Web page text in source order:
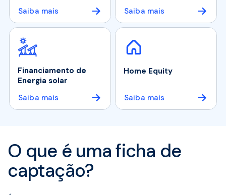
Saiba mais
Saiba mais
Financiamento de
Energia solar
Saiba mais
Home Equity
Saiba mais
O que é uma ficha de
captação?